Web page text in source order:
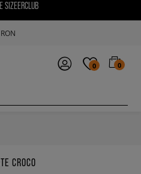
SIZEERCLUB
0 0
CROCO